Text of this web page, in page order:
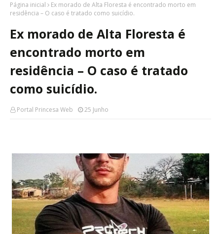
Página inicial
Ex morado de Alta Floresta é encontrado morto em
residência – O caso é tratado como suicídio.
Ex morado de Alta Floresta é
encontrado morto em
residência – O caso é tratado
como suicídio.
Portal Princesa Web 25 Junho